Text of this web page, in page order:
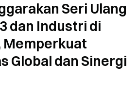
Kong, Memperkuat
Konektivitas Global
dan Sinergi Ekosistem
Seri Ulang
dan Industri di
Memperkuat
Global dan Sinergi